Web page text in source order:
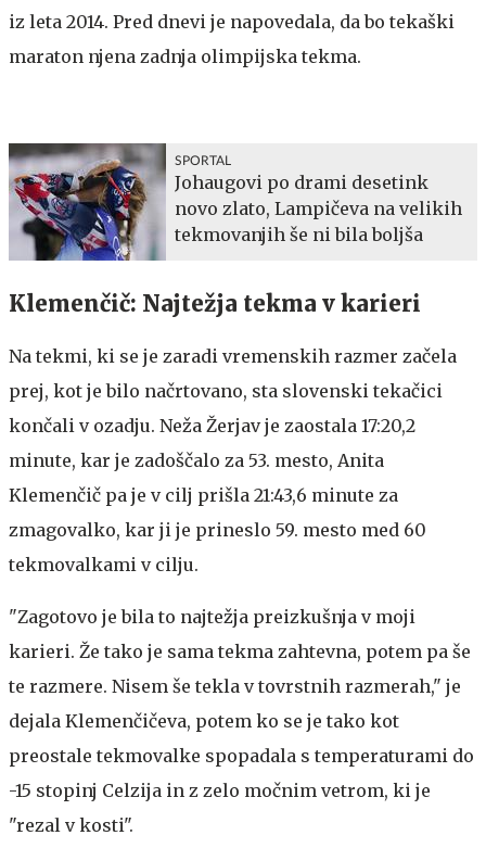
iz leta 2014. Pred dnevi je napovedala, da bo tekaški
maraton njena zadnja olimpijska tekma.
SPORTAL
Johaugovi po drami desetink
novo zlato, Lampičeva na velikih
tekmovanjih še ni bila boljša
Klemenčič: Najtežja tekma v karieri
Na tekmi, ki se je zaradi vremenskih razmer začela
prej, kot je bilo načrtovano, sta slovenski tekačici
končali v ozadju. Neža Žerjav je zaostala 17:20,2
minute, kar je zadoščalo za 53. mesto, Anita
Klemenčič pa je v cilj prišla 21:43,6 minute za
zmagovalko, kar ji je prineslo 59. mesto med 60
tekmovalkami v cilju.
"Zagotovo je bila to najtežja preizkušnja v moji
karieri. Že tako je sama tekma zahtevna, potem pa še
te razmere. Nisem še tekla v tovrstnih razmerah," je
dejala Klemenčičeva, potem ko se je tako kot
preostale tekmovalke spopadala s temperaturami do
-15 stopinj Celzija in z zelo močnim vetrom, ki je
"rezal v kosti".